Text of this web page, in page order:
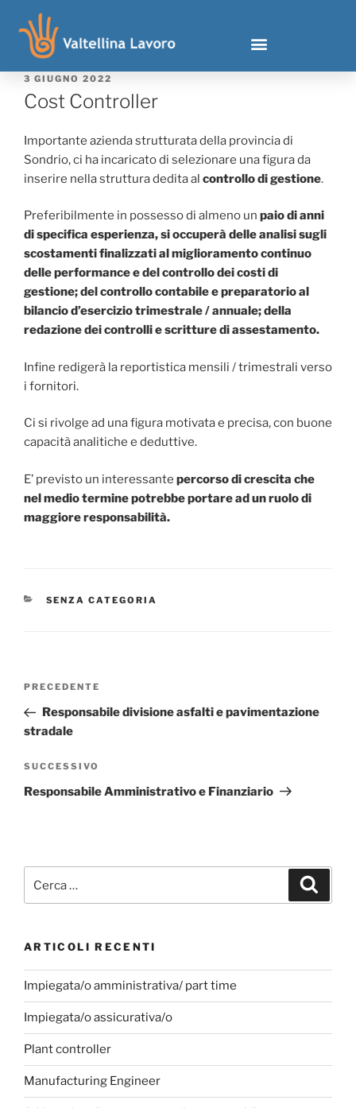
3 GIUGNO 2022
Cost Controller
Importante azienda strutturata della provincia di
Sondrio, ci ha incaricato di selezionare una figura da
inserire nella struttura dedita al controllo di gestione.
Preferibilmente in possesso di almeno un paio di anni
di specifica esperienza, si occuperà delle analisi sugli
scostamenti finalizzati al miglioramento continuo
delle performance e del controllo dei costi di
gestione; del controllo contabile e preparatorio al
bilancio d’esercizio trimestrale / annuale; della
redazione dei controlli e scritture di assestamento.
Infine redigerà la reportistica mensili / trimestrali verso
i fornitori.
Ci si rivolge ad una figura motivata e precisa, con buone
capacità analitiche e deduttive.
E’ previsto un interessante percorso di crescita che
nel medio termine potrebbe portare ad un ruolo di
maggiore responsabilità.
SENZA CATEGORIA
PRECEDENTE
Responsabile divisione asfalti e pavimentazione
stradale
SUCCESSIVO
Responsabile Amministrativo e Finanziario
ARTICOLI RECENTI
Impiegata/o amministrativa/ part time
Impiegata/o assicurativa/o
Plant controller
Manufacturing Engineer